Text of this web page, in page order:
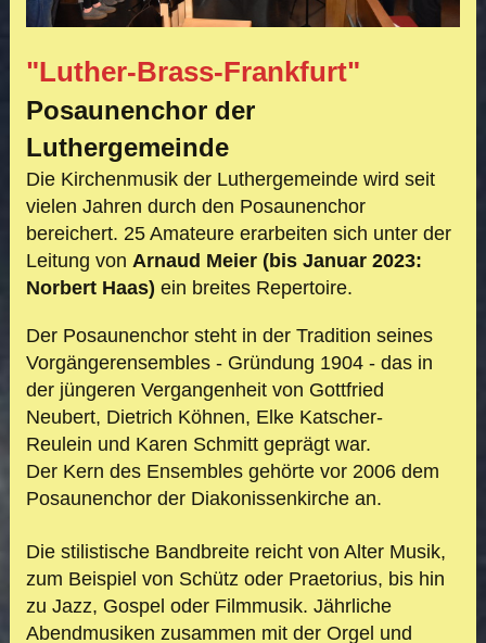
"Luther-Brass-Frankfurt"
Posaunenchor der
Luthergemeinde
Die Kirchenmusik der Luthergemeinde wird seit
vielen Jahren durch den Posaunenchor
bereichert. 25 Amateure erarbeiten sich unter der
Leitung von Arnaud Meier (bis Januar 2023:
Norbert Haas) ein breites Repertoire.
Der Posaunenchor steht in der Tradition seines
Vorgängerensembles - Gründung 1904 - das in
der jüngeren Vergangenheit von Gottfried
Neubert, Dietrich Köhnen, Elke Katscher-
Reu lein und Karen Schmitt geprägt war.
Der Kern des Ensembles gehörte vor 2006 dem
Posaunenchor der Diakonissenkirche an.
Die stilistische Bandbreite reicht von Alter Musik,
zum Beispiel von Schütz oder Praetorius, bis hin
zu Jazz, Gospel oder Filmmusik. Jährliche
Abendmusiken zusammen mit der Orgel und